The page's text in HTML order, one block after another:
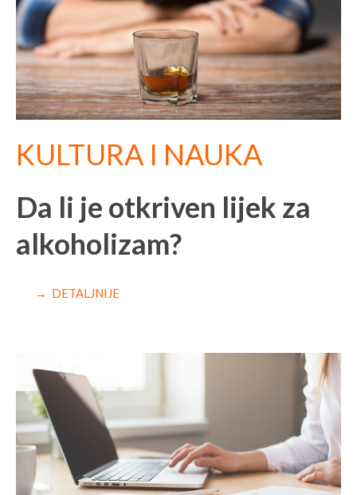
KULTURA I NAUKA
Da li je otkriven lijek za
alkoholizam?
→ DETALJNIJE